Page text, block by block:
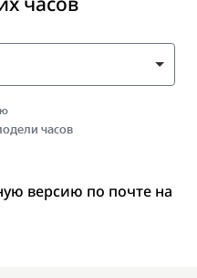
часов
версию по почте на